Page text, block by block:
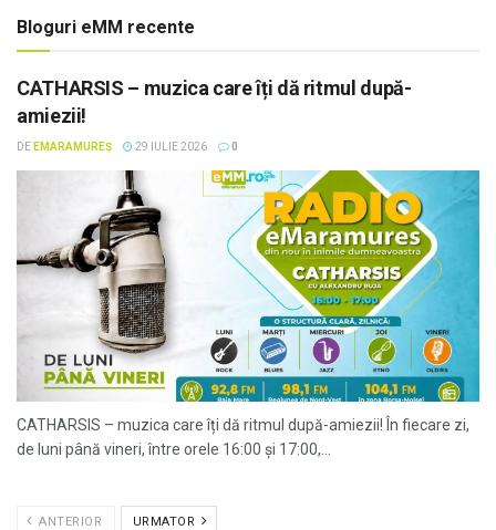
Bloguri eMM recente
CATHARSIS – muzica care îți dă ritmul după-
amiezii!
DE EMARAMUREȘ 29 IULIE 2026 0
CATHARSIS – muzica care îți dă ritmul după-amiezii! În fiecare zi,
de luni până vineri, între orele 16:00 și 17:00,...
ANTERIOR URMATOR